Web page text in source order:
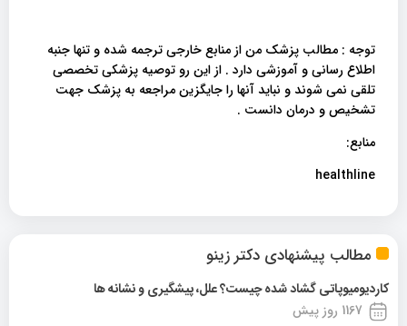
مطالب پیشنهادی دکتر زینو
کاردیومیوپاتی گشاد شده چیست؟ علل، پیشگیری و نشانه ها
1167 روز پیش
توجه : مطالب پزشک من از منابع خارجی ترجمه شده و تنها جنبه
اطلاع رسانی و آموزشی دارد . از این رو توصیه پزشکی تخصصی
تلقی نمی شوند و نباید آنها را جایگزین مراجعه به پزشک جهت
تشخیص و درمان دانست .
منابع:
healthline